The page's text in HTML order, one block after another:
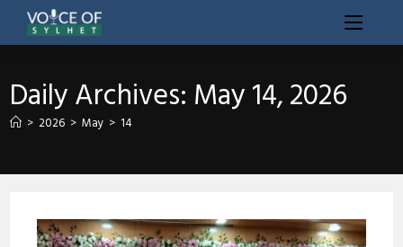
Daily Archives: May 14, 2026
> 2026 > May > 14